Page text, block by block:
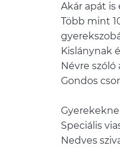
Akár apát is
Több mint
Kislánynak
Névre szóló
Gondos
Speciális
Nedves